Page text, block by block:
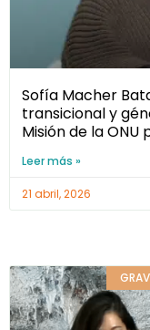
Sofía Macher
transicional y
Misión de la ONU
Leer más »
21 abril, 2026